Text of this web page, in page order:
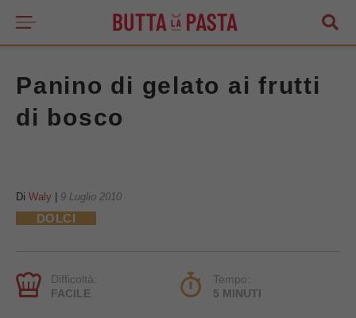
Panino di gelato ai frutti
di bosco
Di Waly 9 Luglio 2010
DOLCI
Difficoltà:
FACILE
Tempo:
5 MINUTI